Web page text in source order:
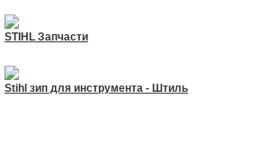
STIHL Запчасти
Stihl зип для инструмента - Штиль